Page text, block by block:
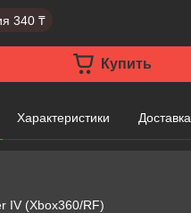
340 ₸
Купить
Характеристики Доставка
IV (Xbox360/RF)